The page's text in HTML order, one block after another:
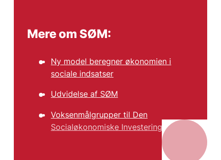
Mere om SØM:
Ny model beregner økonomien i
sociale indsatser
Udvidelse af SØM
Voksenmålgrupper til Den
Socialøkonomiske Investeringsmodel